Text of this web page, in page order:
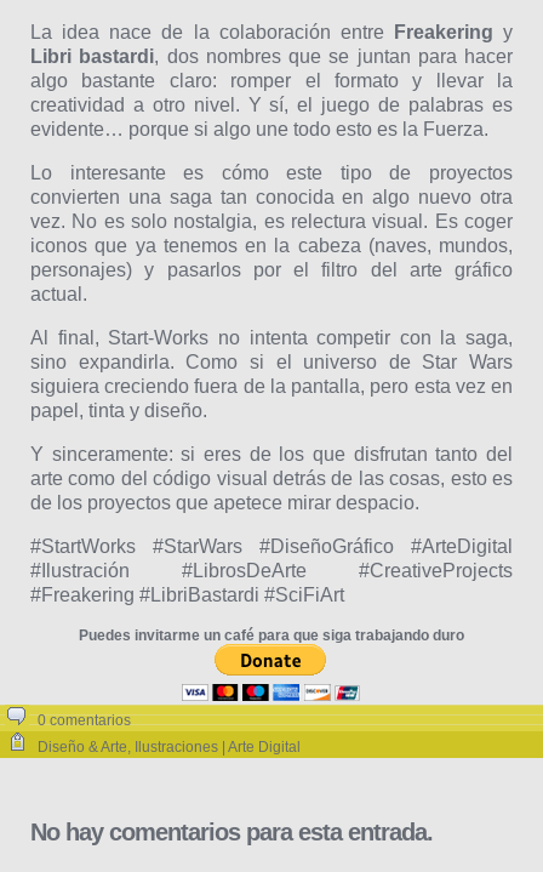
La idea nace de la colaboración entre Freakering y
Libri bastardi, dos nombres que se juntan para hacer
algo bastante claro: romper el formato y llevar la
creatividad a otro nivel. Y sí, el juego de palabras es
evidente… porque si algo une todo esto es la Fuerza.
Lo interesante es cómo este tipo de proyectos
convierten una saga tan conocida en algo nuevo otra
vez. No es solo nostalgia, es relectura visual. Es coger
iconos que ya tenemos en la cabeza (naves, mundos,
personajes) y pasarlos por el filtro del arte gráfico
actual.
Al final, Start-Works no intenta competir con la saga,
sino expandirla. Como si el universo de Star Wars
siguiera creciendo fuera de la pantalla, pero esta vez en
papel, tinta y diseño.
Y sinceramente: si eres de los que disfrutan tanto del
arte como del código visual detrás de las cosas, esto es
de los proyectos que apetece mirar despacio.
#StartWorks #StarWars #DiseñoGráfico #ArteDigital
#Ilustración #LibrosDeArte #CreativeProjects
#Freakering #LibriBastardi #SciFiArt
Puedes invitarme un café para que siga trabajando duro
0 comentarios
Diseño & Arte, Ilustraciones | Arte Digital
No hay comentarios para esta entrada.